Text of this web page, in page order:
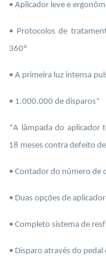
• Aplicador leve e
• Protocolos de
360º
• A primeira luz intensa
• 1.000.000 de disparos*
*A lâmpada do aplicador
18 meses contra defeito
• Contador do número de
• Duas opções de
• Completo sistema de
• Disparo através do